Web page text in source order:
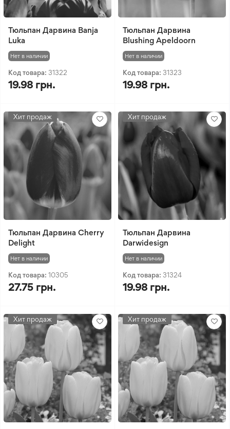
Тюльпан Дарвина Banja
Luka
Нет в наличии
Код товара: 31322
19.98 грн.
Тюльпан Дарвина
Blushing Apeldoorn
Нет в наличии
Код товара: 31323
19.98 грн.
Хит продаж
Тюльпан Дарвина Cherry
Delight
Нет в наличии
Код товара: 10305
27.75 грн.
Хит продаж
Тюльпан Дарвина
Darwidesign
Нет в наличии
Код товара: 31324
19.98 грн.
Хит продаж Хит продаж